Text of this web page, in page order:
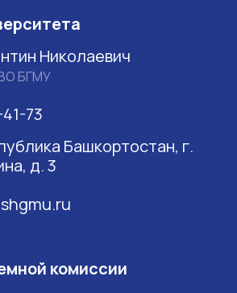
Николаевич
БГМУ
73
Башкортостан, г.
д. 3
комиссии